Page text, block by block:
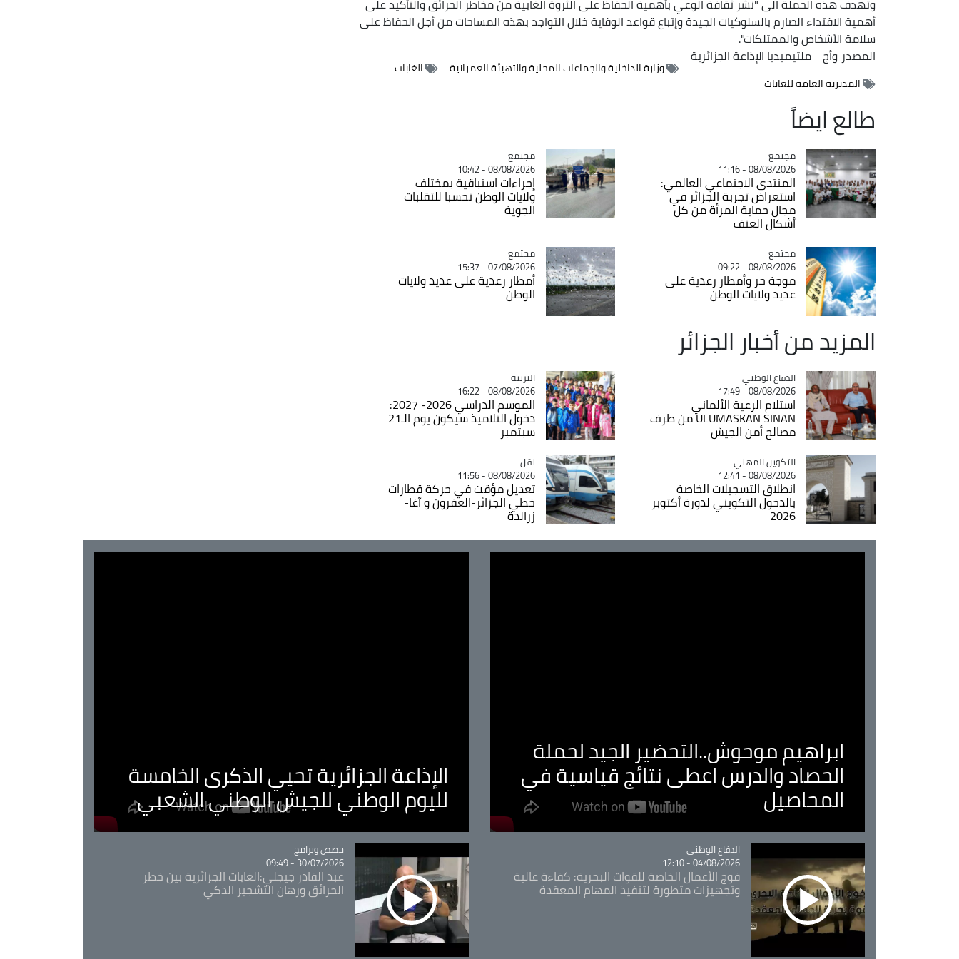
أهمية الاقتداء الصارم بالسلوكيات الجيدة وإتباع قواعد الوقاية خلال التواجد بهذه المساحات من أجل الحفاظ على
سلامة الأشخاص والممتلكات".
المصدر وأج ملتيميديا الإذاعة الجزائرية
وزارة الداخلية والجماعات المحلية والتهيئة العمرانية
الغابات
المديرية العامة للغابات
طالع ايضاً
Catégorie
مجتمع
08/08/2026 - 11:16
المنتدى الاجتماعي العالمي:
استعراض تجربة الجزائر في
مجال حماية المرأة من كل
أشكال العنف
Catégorie
مجتمع
08/08/2026 - 10:42
إجراءات استباقية بمختلف
ولايات الوطن تحسبا للتقلبات
الجوية
Catégorie
مجتمع
08/08/2026 - 09:22
موجة حر وأمطار رعدية على
عديد ولايات الوطن
Catégorie
مجتمع
07/08/2026 - 15:37
أمطار رعدية على عديد ولايات
الوطن
المزيد من أخبار الجزائر
Catégorie
الدفاع الوطني
08/08/2026 - 17:49
استلام الرعية الألماني
ULUMASKAN SINAN من طرف
مصالح أمن الجيش
Catégorie
التربية
08/08/2026 - 16:22
الموسم الدراسي 2026- 2027:
دخول التلاميذ سيكون يوم الـ21
سبتمبر
Catégorie
التكوين المهني
08/08/2026 - 12:41
انطلاق التسجيلات الخاصة
بالدخول التكويني لدورة أكتوبر
2026
Catégorie
نقل
08/08/2026 - 11:56
تعديل مؤقت في حركة قطارات
خطي الجزائر-العفرون و آغا-
زرالدة
ابراهيم موحوش..التحضير الجيد لحملة
الحصاد والدرس اعطى نتائج قياسية في
المحاصيل
الإذاعة الجزائرية تحيي الذكرى الخامسة
لليوم الوطني للجيش الوطني الشعبي
Catégorie
الدفاع الوطني
04/08/2026 - 12:10
فوج الأعمال الخاصة للقوات البحرية: كفاءة عالية
وتجهيزات متطورة لتنفيذ المهام المعقدة
Catégorie
حصص وبرامج
30/07/2026 - 09:49
عبد القادر جيجلي:الغابات الجزائرية بين خطر
الحرائق ورهان التشجير الذكي